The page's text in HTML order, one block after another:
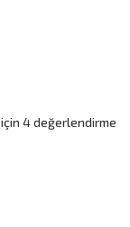
için 4 değerlendirme